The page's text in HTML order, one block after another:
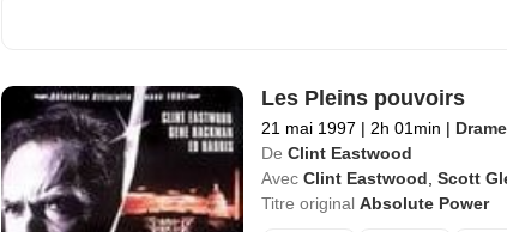
Les Pleins pouvoirs
21 mai 1997 | 2h 01min | Drame
De Clint Eastwood
Avec Clint Eastwood, Scott
Titre original Absolute Power